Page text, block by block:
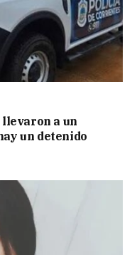
a un
un detenido